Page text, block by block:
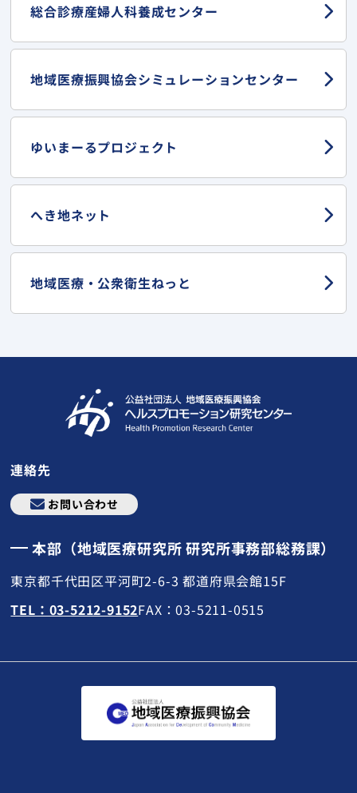
総合診療産婦人科養成センター
地域医療振興協会シミュレーションセンター
ゆいまーるプロジェクト
へき地ネット
地域医療・ 公衆衛生ねっと
連絡先
お問い合わせ
本部（地域医療研究所 研究所事務部総務課）
東京都千代田区平河町2-6-3 都道府県会館15F
TEL：03-5212-9152FAX：03-5211-0515